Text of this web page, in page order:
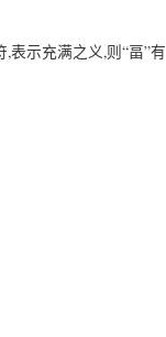
表示充满之义,则“畐”有